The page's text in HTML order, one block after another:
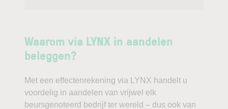
Waarom via LYNX in aandelen
beleggen?
Met een effectenrekening via LYNX handelt u
voordelig in aandelen van vrijwel elk
beursgenoteerd bedrijf ter wereld – dus ook van